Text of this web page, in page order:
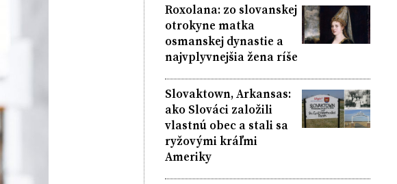
Roxolana: zo slovanskej
otrokyne matka
osmanskej dynastie a
najvplyvnejšia žena ríše
Slovaktown, Arkansas:
ako Slováci založili
vlastnú obec a stali sa
ryžovými kráľmi
Ameriky